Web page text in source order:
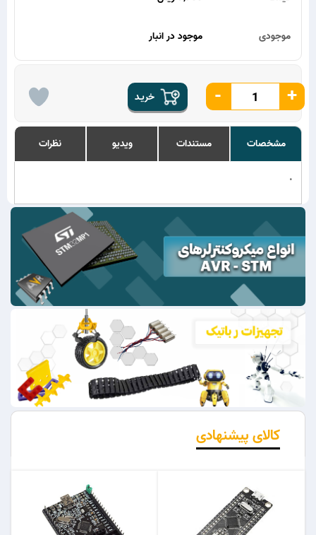
موجود در انبار موجودی
خریـد - +
مشخصات مستندات ویدیو نظرات
.
کالای پیشنهادی